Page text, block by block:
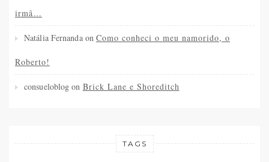
irmã…
Natália FernandaonComo conheci o meu namorido, o
Roberto!
consueloblog on Brick Lane e Shoreditch
TAGS